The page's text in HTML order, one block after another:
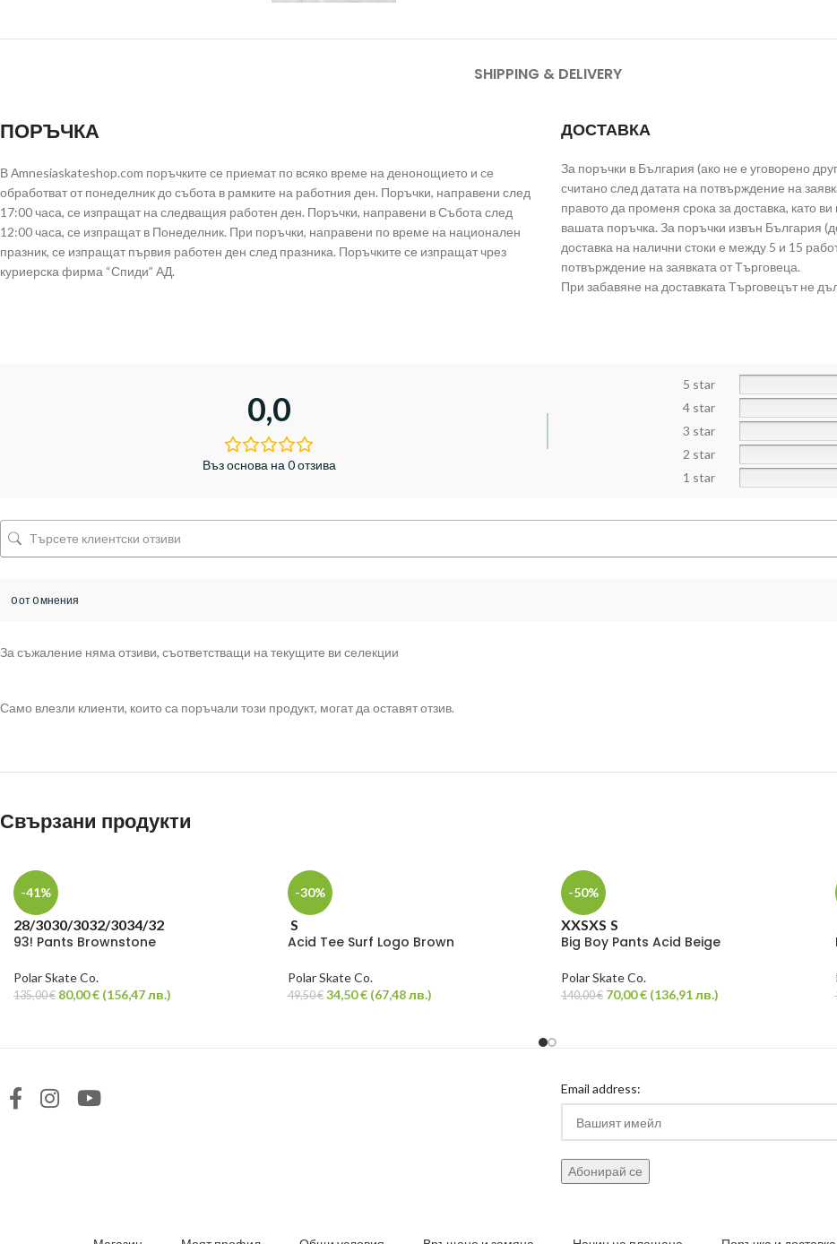
SHIPPING & DELIVERY
ПОРЪЧКА
В Аmnesiaskateshop.com поръчките се приемат по всяко време на денонощието и се
обработват от понеделник до събота в рамките на работния ден. Поръчки, направени след
17:00 часа, се изпращат на следващия работен ден. Поръчки, направени в Събота след
12:00 часа, се изпращат в Понеделник. При поръчки, направени по време на национален
празник, се изпращат първия работен ден след празника. Поръчките се изпращат чрез
куриерска фирма “Спиди” АД.
ДОСТАВКА
За поръчки в България (ако не е уговорено
считано след датата на потвърждение на
правото да променя срока за доставка, като
вашата поръчка. За поръчки извън България
доставка на налични стоки е между 5 и 15
потвърждение на заявката от Търговеца.
При забавяне на доставката Търговецът не
0,0
Въз основа на 0 отзива
5 star
4 star
3 star
2 star
1 star
0 от 0 мнения
За съжаление няма отзиви, съответстващи на текущите ви селекции
Само влезли клиенти, които са поръчали този продукт, могат да оставят отзив.
Свързани продукти
-41%
28/3030/3032/3034/32
93! Pants Brownstone
Polar Skate Co.
135,00€ 80,00€ (156,47лв.)
-30%
S
Acid Tee Surf Logo Brown
Polar Skate Co.
49,50€ 34,50€ (67,48лв.)
-50%
XXSXS S
Big Boy Pants Acid Beige
Polar Skate Co.
140,00€ 70,00€ (136,91лв.)
Email address: